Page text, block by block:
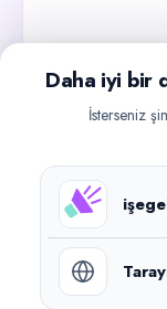
Güncel iş
©
Daha iyi bir
İsterseniz